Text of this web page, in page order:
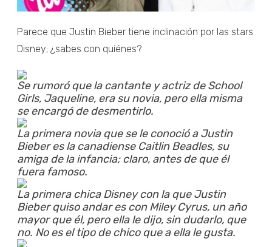
Parece que Justin Bieber tiene inclinación por las stars
Disney; ¿sabes con quiénes?
Se rumoró que la cantante y actriz de School
Girls, Jaqueline, era su novia, pero ella misma
se encargó de desmentirlo.
La primera novia que se le conoció a Justin
Bieber es la canadiense Caitlin Beadles, su
amiga de la infancia; claro, antes de que él
fuera famoso.
La primera chica Disney con la que Justin
Bieber quiso andar es con Miley Cyrus, un año
mayor que él, pero ella le dijo, sin dudarlo, que
no. No es el tipo de chico que a ella le gusta.